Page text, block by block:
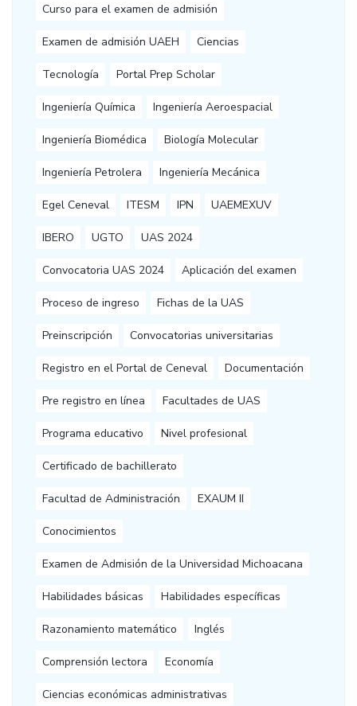
Curso para el examen de admisión
Examen de admisión UAEH Ciencias
Tecnología Portal Prep Scholar
Ingeniería Química Ingeniería Aeroespacial
Ingeniería Biomédica Biología Molecular
Ingeniería Petrolera Ingeniería Mecánica
Egel Ceneval ITESM IPN UAEMEXUV
IBERO UGTO UAS 2024
Convocatoria UAS 2024 Aplicación del examen
Proceso de ingreso Fichas de la UAS
Preinscripción Convocatorias universitarias
Registro en el Portal de Ceneval Documentación
Pre registro en línea Facultades de UAS
Programa educativo Nivel profesional
Certificado de bachillerato
Facultad de Administración EXAUM II
Conocimientos
Examen de Admisión de la Universidad Michoacana
Habilidades básicas Habilidades específicas
Razonamiento matemático Inglés
Comprensión lectora Economía
Ciencias económicas administrativas